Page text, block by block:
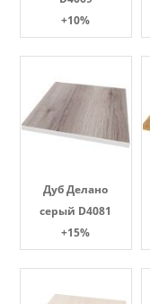
+10%
Дуб Делано
серый D4081
+15%